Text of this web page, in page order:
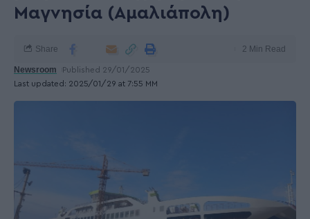
Μαγνησία (Αμαλιάπολη)
Last updated: 2025/01/29 at 7:55 ΜΜ
Newsroom Published 29/01/2025
Share 2 Min Read